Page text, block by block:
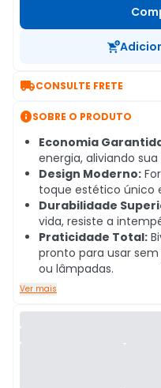
CONSULTE FRETE
SOBRE O PRODUTO
Economia
energia, aliviando
Design Moderno:
toque estético único
Durabilidade
vida, resiste a
Praticidade Total:
pronto para usar
ou lâmpadas.
Ver mais